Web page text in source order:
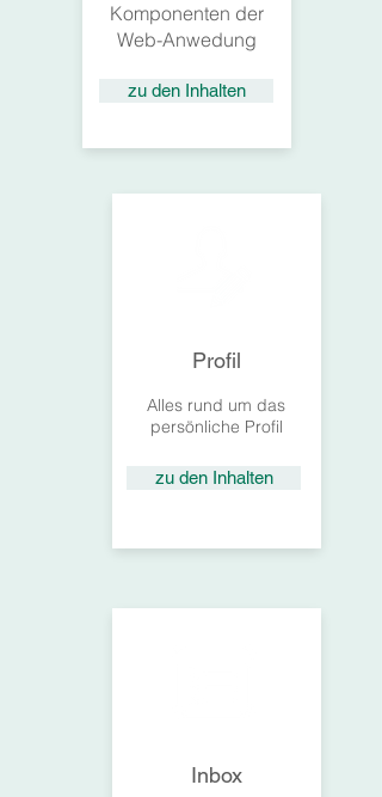
Komponenten der
Web-Anwedung
zu den Inhalten
Profil
Alles rund um das
persönliche Profil
zu den Inhalten
Inbox